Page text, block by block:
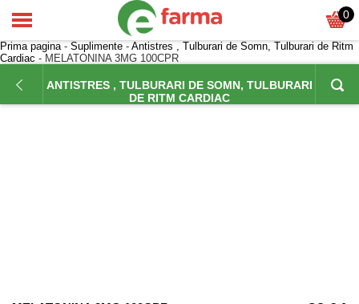
0
Prima pagina- Suplimente - Antistres , Tulburari de Somn, Tulburari de Ritm
Cardiac - MELATONINA 3MG 100CPR
ANTISTRES , TULBURARI DE SOMN, TULBURARI
DE RITM CARDIAC